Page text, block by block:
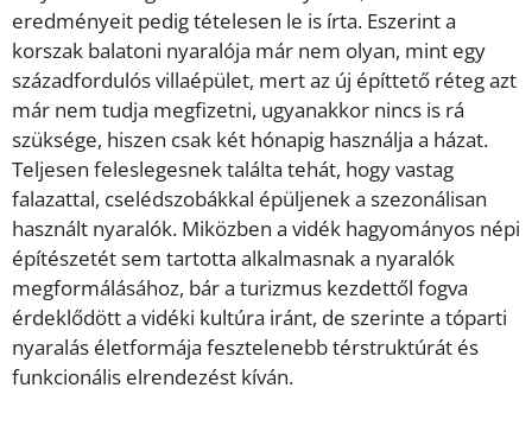
eredményeit pedig tételesen le is írta. Eszerint a
korszak balatoni nyaralója már nem olyan, mint egy
századfordulós villaépület, mert az új építtető réteg azt
már nem tudja megfizetni, ugyanakkor nincs is rá
szüksége, hiszen csak két hónapig használja a házat.
Teljesen feleslegesnek találta tehát, hogy vastag
falazattal, cselédszobákkal épüljenek a szezonálisan
használt nyaralók. Miközben a vidék hagyományos népi
építészetét sem tartotta alkalmasnak a nyaralók
megformálásához, bár a turizmus kezdettől fogva
érdeklődött a vidéki kultúra iránt, de szerinte a tóparti
nyaralás életformája fesztelenebb térstruktúrát és
funkcionális elrendezést kíván.